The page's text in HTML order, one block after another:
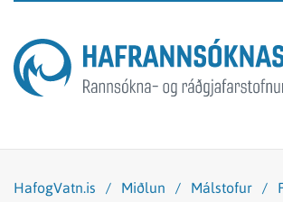
HafogVatn.is / Miðlun / Málstofur /